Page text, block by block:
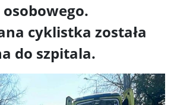
cyklistka została
do szpitala.